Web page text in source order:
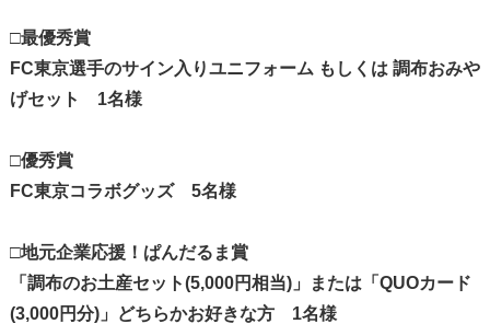
□最優秀賞
FC東京選手のサイン入りユニフォーム もしくは 調布おみや
げセット 1名様
□優秀賞
FC東京コラボグッズ 5名様
□地元企業応援！ぱんだるま賞
「調布のお土産セット(5,000円相当)」または「QUOカード
(3,000円分)」どちらかお好きな方 1名様